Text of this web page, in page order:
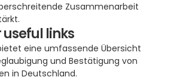
Zusammenarbeit
useful links
eine umfassende Übersicht
und Bestätigung von
in Deutschland.